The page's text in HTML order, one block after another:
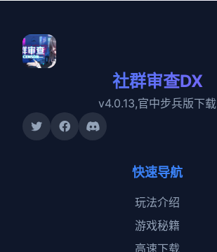
社群审查DX
v4.0.13,官中步兵版下载
快速导航
玩法介绍
游戏秘籍
高速下载